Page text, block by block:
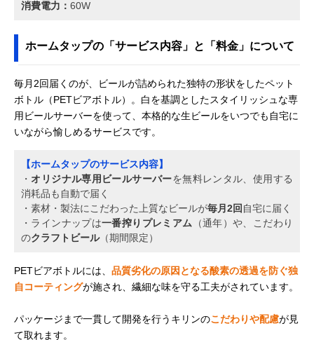
消費電力： 60W
ホームタップの「サービス内容」と「料金」について
毎月2回届くのが、ビールが詰められた独特の形状をしたペット
ボトル（PETビアボトル）。白を基調としたスタイリッシュな専
用ビールサーバーを使って、本格的な生ビールをいつでも自宅に
いながら愉しめるサービスです。
【ホームタップのサービス内容】
・ オリジナル専用ビールサーバーを無料レンタル、使用する
消耗品も自動で届く
・素材・製法にこだわった上質なビールが毎月2回 自宅に届く
・ラインナップは一番搾りプレミアム （通年）や、こだわり
のクラフトビール（期間限定）
PETビアボトルには、 品質劣化の原因となる酸素の透過を防ぐ独
自コーティングが施され、繊細な味を守る工夫がされています。
パッケージまで一貫して開発を行うキリンのこだわりや配慮が見
て取れます。